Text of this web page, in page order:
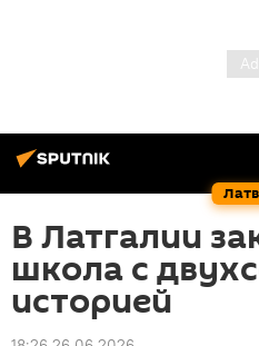
В Латгалии
школа с
историей